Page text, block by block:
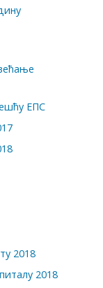
ЕПС
2018
2018